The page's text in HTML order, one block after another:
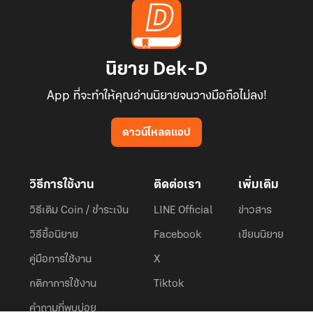
นิยาย Dek-D
App ที่จะทำให้คุณอ่านนิยายจนวางมือถือไม่ลง!
ดาวน์โหลดแอป
วิธีการใช้งาน
วิธีเติม Coin / ชำระเงิน
วิธีซื้อนิยาย
คู่มือการใช้งาน
กติกาการใช้งาน
คำถามที่พบบ่อย
ติดต่อเรา
LINE Official
Facebook
X
Tiktok
เพิ่มเติม
ข่าวสาร
เขียนนิยาย